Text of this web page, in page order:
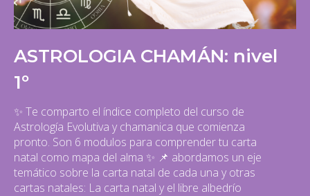
ASTROLOGIA CHAMÁN: nivel
1º
✨ Te comparto el índice completo del curso de
Astrología Evolutiva y chamanica que comienza
pronto. Son 6 modulos para comprender tu carta
natal como mapa del alma ✨ 📌 abordamos un eje
temático sobre la carta natal de cada una y otras
cartas natales: La carta natal y el libre albedrío